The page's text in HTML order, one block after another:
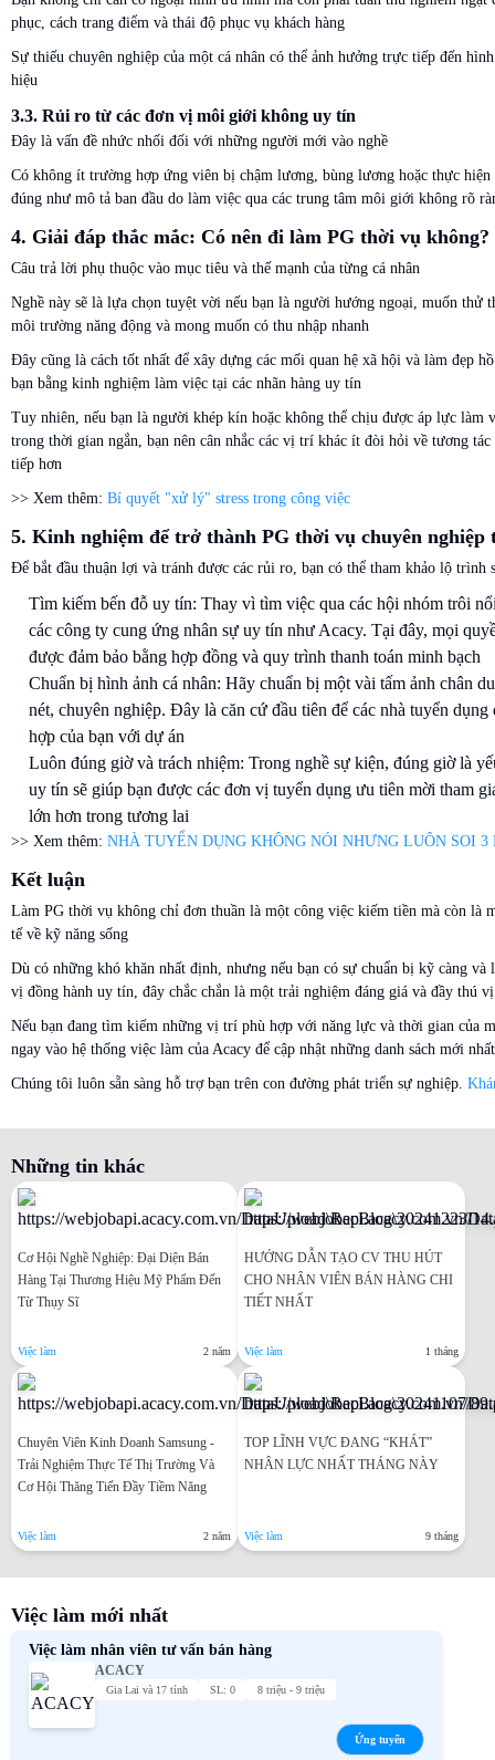
phục, cách trang điểm và thái độ phục vụ khách hàng
Sự thiếu chuyên nghiệp của một cá nhân có thể ảnh hưởng trực tiếp đến
hiệu
3.3. Rủi ro từ các đơn vị môi giới không uy tín
Đây là vấn đề nhức nhối đối với những người mới vào nghề
Có không ít trường hợp ứng viên bị chậm lương, bùng lương hoặc thực hiện
đúng như mô tả ban đầu do làm việc qua các trung tâm môi giới không rõ
4. Giải đáp thắc mắc: Có nên đi làm PG thời vụ không?
Câu trả lời phụ thuộc vào mục tiêu và thế mạnh của từng cá nhân
Nghề này sẽ là lựa chọn tuyệt vời nếu bạn là người hướng ngoại, muốn thử
môi trường năng động và mong muốn có thu nhập nhanh
Đây cũng là cách tốt nhất để xây dựng các mối quan hệ xã hội và làm đẹp
bạn bằng kinh nghiệm làm việc tại các nhãn hàng uy tín
Tuy nhiên, nếu bạn là người khép kín hoặc không thể chịu được áp lực làm
trong thời gian ngắn, bạn nên cân nhắc các vị trí khác ít đòi hỏi về tương tác
tiếp hơn
>> Xem thêm: Bí quyết "xử lý" stress trong công việc
5. Kinh nghiệm để trở thành PG thời vụ chuyên nghiệp
Để bắt đầu thuận lợi và tránh được các rủi ro, bạn có thể tham khảo lộ trình
Tìm kiếm bến đỗ uy tín: Thay vì tìm việc qua các hội nhóm trôi
các công ty cung ứng nhân sự uy tín như Acacy. Tại đây, mọi
được đảm bảo bằng hợp đồng và quy trình thanh toán minh bạch
Chuẩn bị hình ảnh cá nhân: Hãy chuẩn bị một vài tấm ảnh chân
nét, chuyên nghiệp. Đây là căn cứ đầu tiên để các nhà tuyển dụng
hợp của bạn với dự án
Luôn đúng giờ và trách nhiệm: Trong nghề sự kiện, đúng giờ là
uy tín sẽ giúp bạn được các đơn vị tuyển dụng ưu tiên mời tham
lớn hơn trong tương lai
>> Xem thêm: NHÀ TUYỂN DỤNG KHÔNG NÓI NHƯNG LUÔN SOI
Kết luận
Làm PG thời vụ không chỉ đơn thuần là một công việc kiếm tiền mà còn là
tế về kỹ năng sống
Dù có những khó khăn nhất định, nhưng nếu bạn có sự chuẩn bị kỹ càng và
vị đồng hành uy tín, đây chắc chắn là một trải nghiệm đáng giá và đầy thú
Nếu bạn đang tìm kiếm những vị trí phù hợp với năng lực và thời gian của
ngay vào hệ thống việc làm của Acacy để cập nhật những danh sách mới
Chúng tôi luôn sẵn sàng hỗ trợ bạn trên con đường phát triển sự nghiệp.
Việc làm mới nhất
Việc làm nhân viên tư vấn bán hàng
ACACY
Gia Lai và 17 tỉnh SL: 0 8 triệu - 9 triệu
Ứng tuyển
Những tin khác
Cơ Hội Nghề Nghiệp: Đại Diện Bán
Hàng Tại Thương Hiệu Mỹ Phẩm Đến
Từ Thụy Sĩ
Việc làm 2 năm
HƯỚNG DẪN TẠO CV THU HÚT
CHO NHÂN VIÊN BÁN HÀNG CHI
TIẾT NHẤT
Việc làm 1 tháng
Chuyên Viên Kinh Doanh Samsung -
Trải Nghiệm Thực Tế Thị Trường Và
Cơ Hội Thăng Tiến Đầy Tiềm Năng
Việc làm 2 năm
TOP LĨNH VỰC ĐANG “KHÁT”
NHÂN LỰC NHẤT THÁNG NÀY
Việc làm 9 tháng